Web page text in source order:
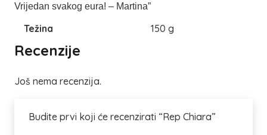
Vrijedan svakog eura! – Martina”
Težina 150 g
Recenzije
Još nema recenzija.
Budite prvi koji će recenzirati “Rep Chiara”